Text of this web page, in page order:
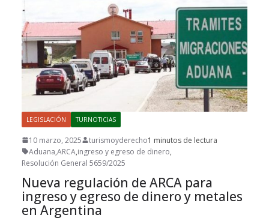
LEGISLACIÓN TURNOTICIAS
10 marzo, 2025 turismoyderecho1 minutos de lectura
Aduana,ARCA,ingreso y egreso de dinero,
Resolución General 5659/2025
Nueva regulación de ARCA para
ingreso y egreso de dinero y metales
en Argentina